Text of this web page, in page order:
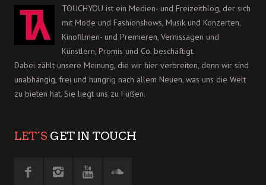
TOUCHYOU ist ein Medien- und Freizeitblog, der sich
mit Mode und Fashionshows, Musik und Konzerten,
Kinofilmen- und Premieren, Vernissagen und
Künstlern, Promis und Co. beschäftigt.
Dabei zählt unsere Meinung, die wir hier verbreiten, denn wir sind
unabhängig, frei und hungrig nach allem Neuen, was uns die Welt
zu bieten hat. Sie liegt uns zu Füßen.
LET´S GET IN TOUCH